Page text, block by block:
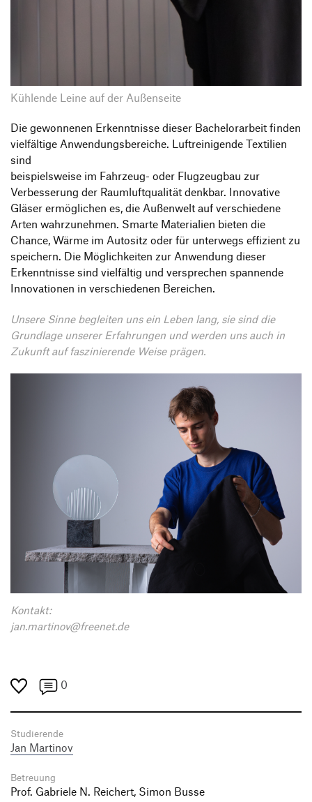
Kühlende Leine auf der Außenseite
Die gewonnenen Erkenntnisse dieser Bachelorarbeit finden
vielfältige Anwendungsbereiche. Luftreinigende Textilien
sind
beispielsweise im Fahrzeug- oder Flugzeugbau zur
Verbesserung der Raumluftqualität denkbar. Innovative
Gläser ermöglichen es, die Außenwelt auf verschiedene
Arten wahrzunehmen. Smarte Materialien bieten die
Chance, Wärme im Autositz oder für unterwegs effizient zu
speichern. Die Möglichkeiten zur Anwendung dieser
Erkenntnisse sind vielfältig und versprechen spannende
Innovationen in verschiedenen Bereichen.
Unsere Sinne begleiten uns ein Leben lang, sie sind die
Grundlage unserer Erfahrungen und werden uns auch in
Zukunft auf faszinierende Weise prägen.
Kontakt:
jan.martinov@freenet.de
0
Studierende
Jan Martinov
Betreuung
Prof. Gabriele N. Reichert, Simon Busse